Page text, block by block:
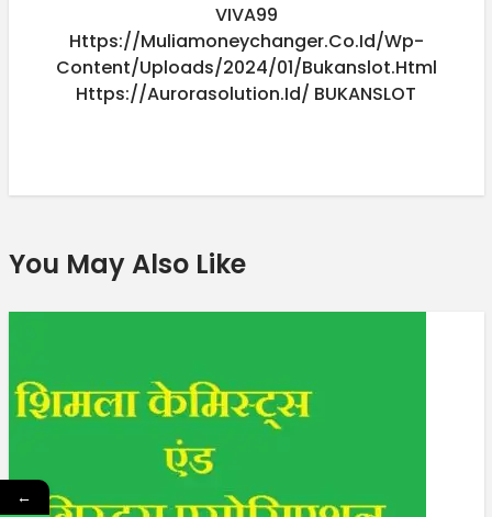
VIVA99
Https://muliamoneychanger.co.id/wp-
Content/uploads/2024/01/bukanslot.html
Https://aurorasolution.id/ BUKANSLOT
You May Also Like
←